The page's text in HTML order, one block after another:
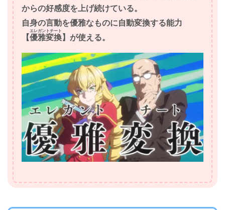
からの好感度を上げ続けている。
自身の言動を優雅なものに自動変換する能力
【優雅変換
エレガントチート
】が使える。